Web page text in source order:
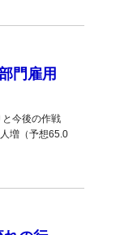
門雇用
今後の作戦
増（予想65.0